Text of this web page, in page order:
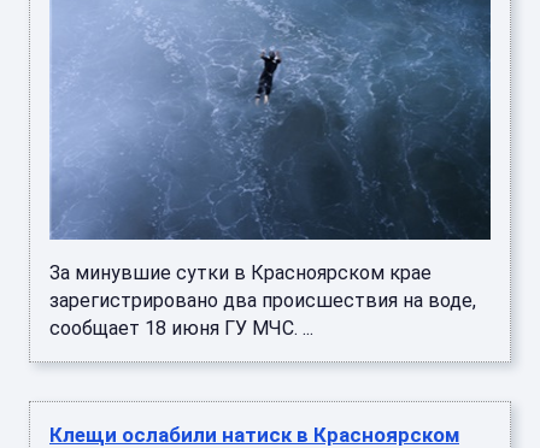
За минувшие сутки в Красноярском крае
зарегистрировано два происшествия на воде,
сообщает 18 июня ГУ МЧС. ...
Клещи ослабили натиск в Красноярском